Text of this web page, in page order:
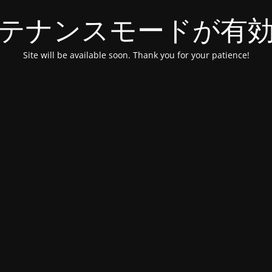
ナンスモードが有
Site will be available soon. Thank you for your patience!